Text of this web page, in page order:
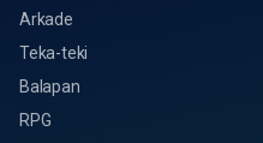
Arkade
Teka-teki
Balapan
RPG